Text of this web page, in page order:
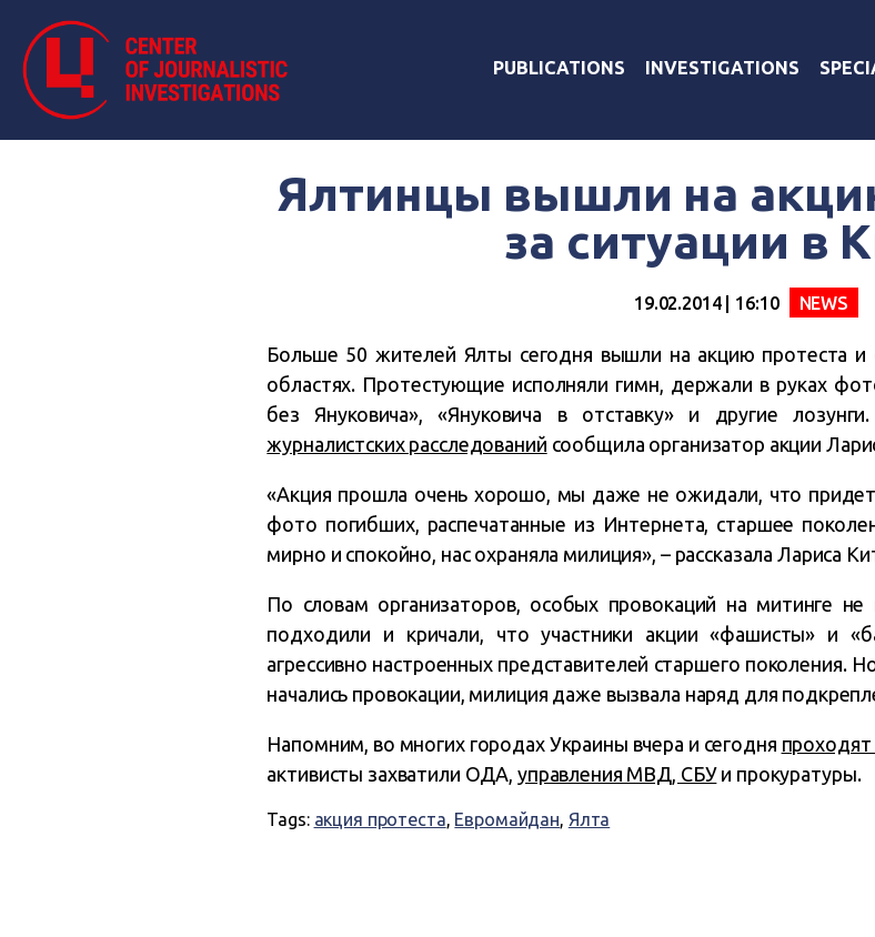
PUBLICATIONS INVESTIGATIONS
Ялтинцы вышли на
за ситуации в
19.02.2014 | 16:10 NEWS
Больше 50 жителей Ялты сегодня вышли на акцию протеста и
областях. Протестующие исполняли гимн, держали в руках
без Януковича», «Януковича в отставку» и другие
журналистских расследований сообщила организатор акции
«Акция прошла очень хорошо, мы даже не ожидали, что
фото погибших, распечатанные из Интернета, старшее
мирно и спокойно, нас охраняла милиция», – рассказала Лариса
По словам организаторов, особых провокаций на митинге
подходили и кричали, что участники акции «фашисты» и
агрессивно настроенных представителей старшего поколения.
начались провокации, милиция даже вызвала наряд для
Напомним, во многих городах Украины вчера и сегодня проходят
активисты захватили ОДА, управления МВД, СБУи прокуратуры.
Tags: акция протеста, Евромайдан, Ялта